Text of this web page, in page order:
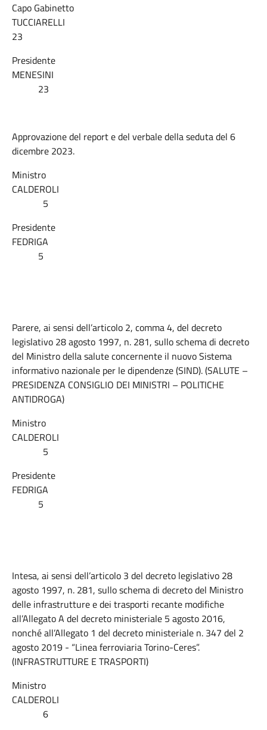
Capo Gabinetto
TUCCIARELLI
23
Presidente
MENESINI
23
Approvazione del report e del verbale della seduta del 6
dicembre 2023.
Ministro
CALDEROLI
5
Presidente
FEDRIGA
5
Parere, ai sensi dell’articolo 2, comma 4, del decreto
legislativo 28 agosto 1997, n. 281, sullo schema di decreto
del Ministro della salute concernente il nuovo Sistema
informativo nazionale per le dipendenze (SIND). (SALUTE –
PRESIDENZA CONSIGLIO DEI MINISTRI – POLITICHE
ANTIDROGA)
Ministro
CALDEROLI
5
Presidente
FEDRIGA
5
Intesa, ai sensi dell’articolo 3 del decreto legislativo 28
agosto 1997, n. 281, sullo schema di decreto del Ministro
delle infrastrutture e dei trasporti recante modifiche
all’Allegato A del decreto ministeriale 5 agosto 2016,
nonché all’Allegato 1 del decreto ministeriale n. 347 del 2
agosto 2019 - “Linea ferroviaria Torino-Ceres”.
(INFRASTRUTTURE E TRASPORTI)
Ministro
CALDEROLI
6